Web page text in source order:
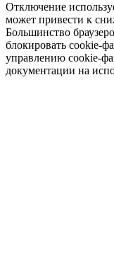
Отключение
может привести к
Большинство
блокировать cookie-
управлению cookie-
документации на